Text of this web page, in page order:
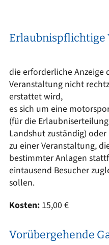
Erlaubnispflichtige
die erforderliche Anzeige
Veranstaltung nicht
erstattet wird,
es sich um eine
(für die
Landshut zuständig) oder
zu einer Veranstaltung,
bestimmter Anlagen
eintausend Besucher
sollen.
Kosten: 15,00 €
Vorübergehende